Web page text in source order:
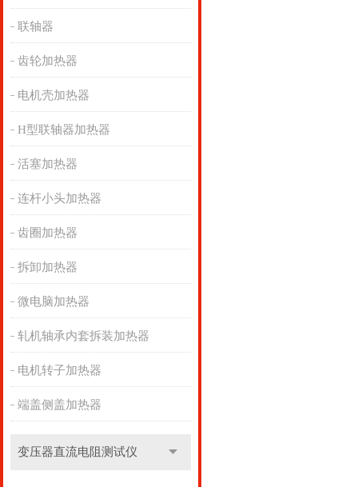
联轴器
齿轮加热器
电机壳加热器
H型联轴器加热器
活塞加热器
连杆小头加热器
齿圈加热器
拆卸加热器
微电脑加热器
轧机轴承内套拆装加热器
电机转子加热器
端盖侧盖加热器
变压器直流电阻测试仪